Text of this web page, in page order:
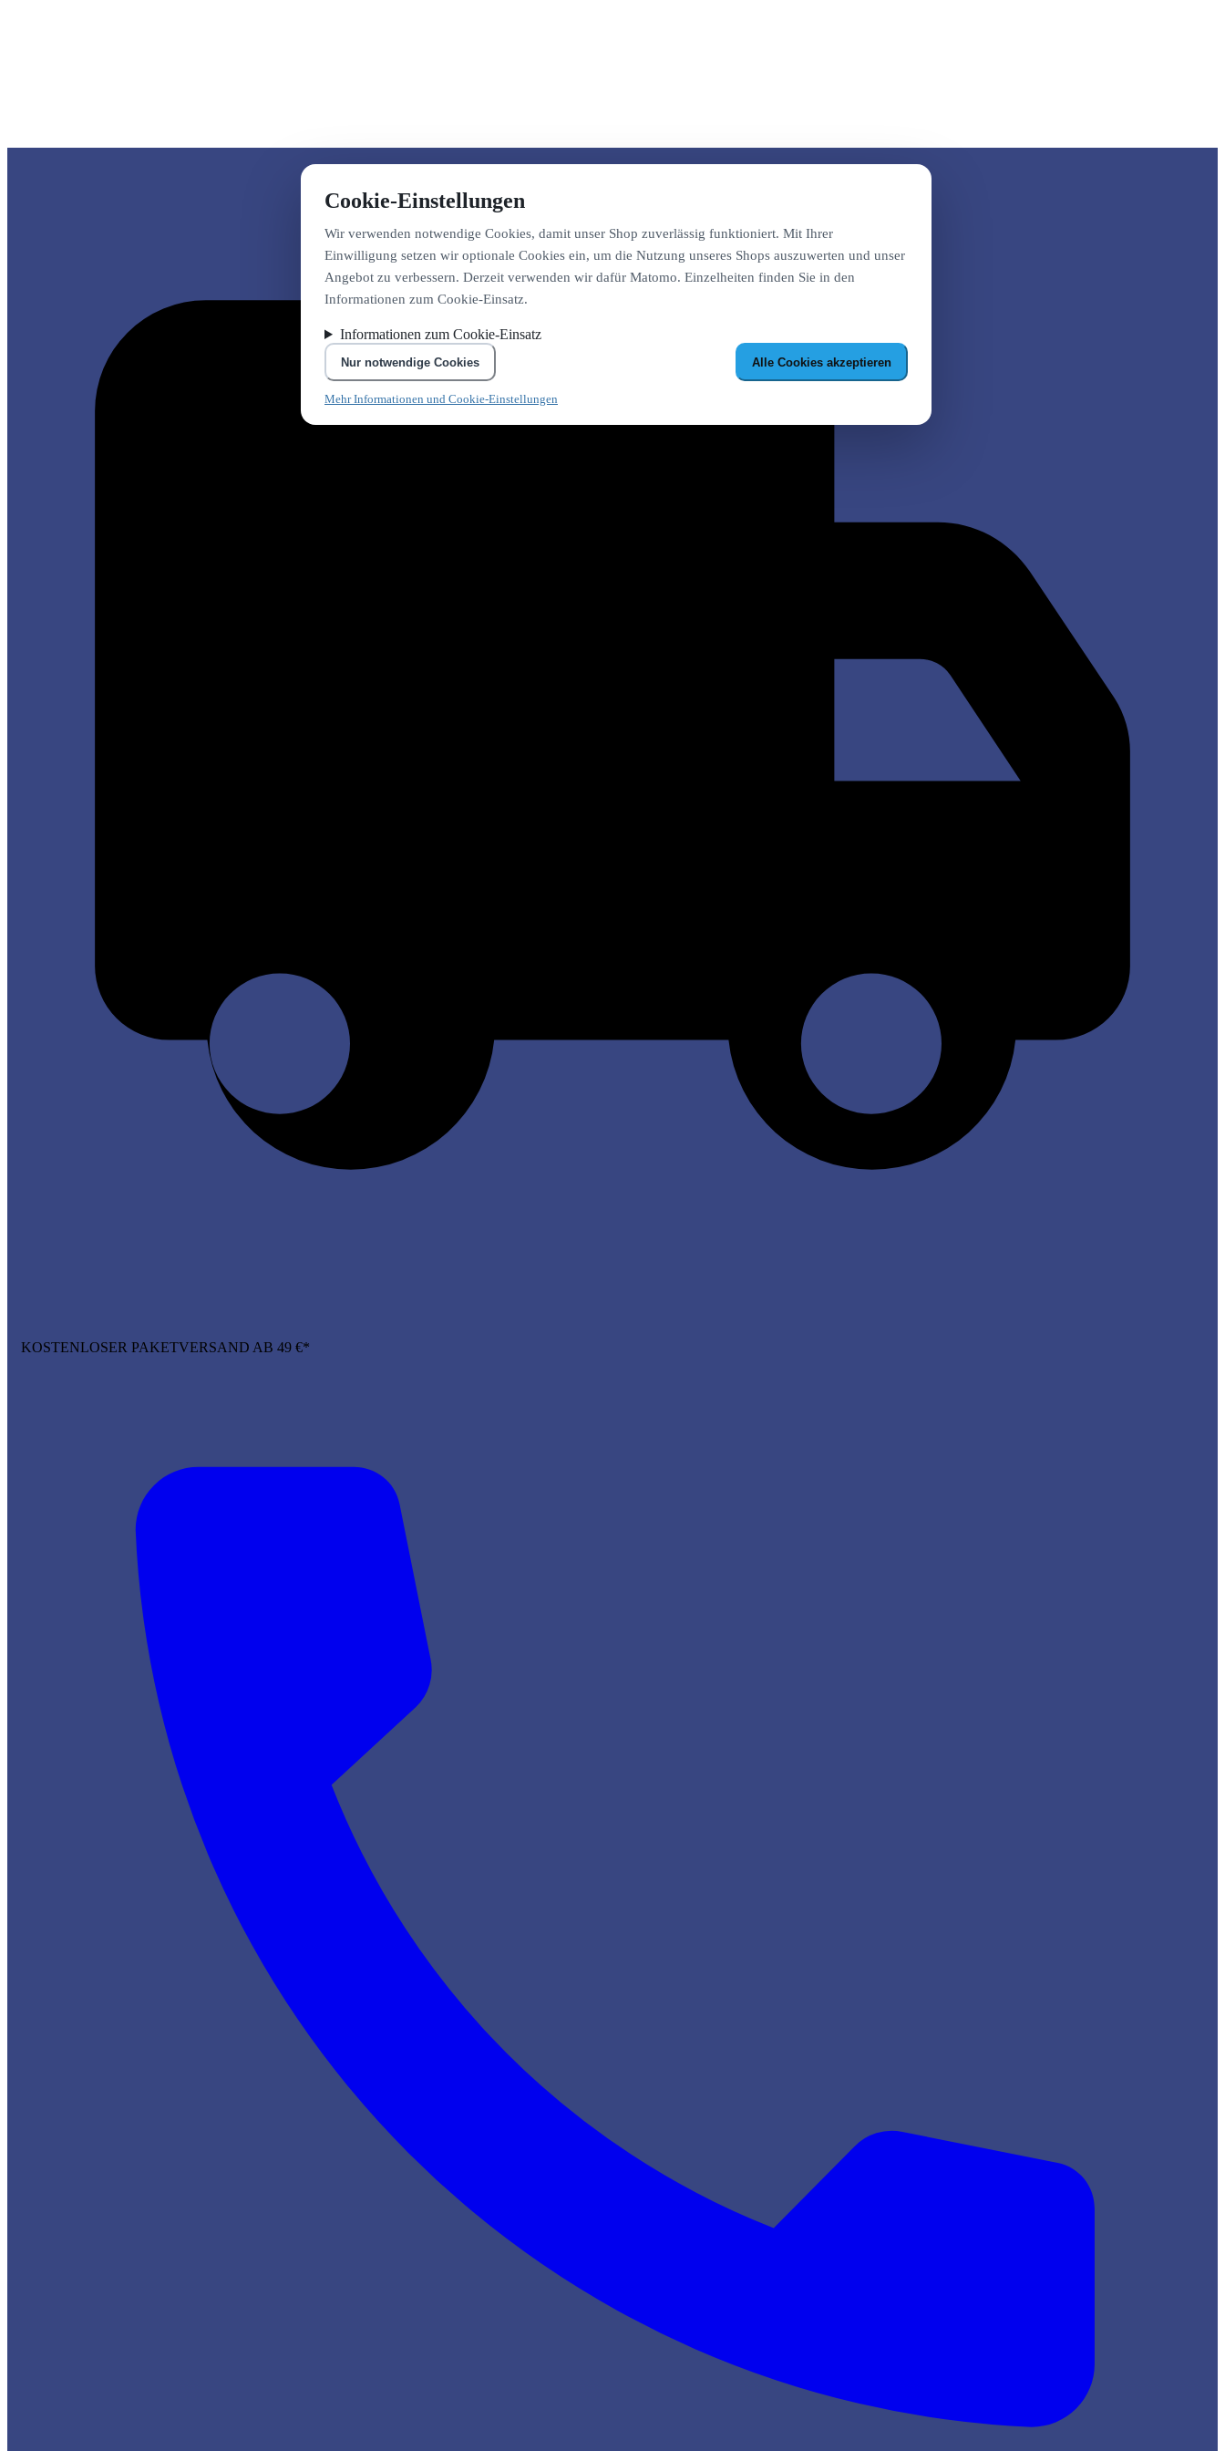
Cookie-Einstellungen
Wir verwenden notwendige Cookies, damit unser Shop zuverlässig funktioniert. Mit Ihrer
Einwilligung setzen wir optionale Cookies ein, um die Nutzung unseres Shops auszuwerten und unser
Angebot zu verbessern. Derzeit verwenden wir dafür Matomo. Einzelheiten finden Sie in den
Informationen zum Cookie-Einsatz.
Informationen zum Cookie-Einsatz
Nur notwendige Cookies Alle Cookies akzeptieren
Mehr Informationen und Cookie-Einstellungen
KOSTENLOSER PAKETVERSAND AB 49 €*